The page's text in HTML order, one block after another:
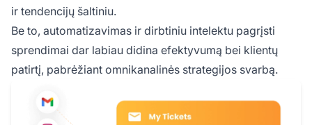
ir tendencijų šaltiniu.
Be to, automatizavimas ir dirbtiniu intelektu pagrįsti
sprendimai dar labiau didina efektyvumą bei klientų
patirtį, pabrėžiant omnikanalinės strategijos svarbą.